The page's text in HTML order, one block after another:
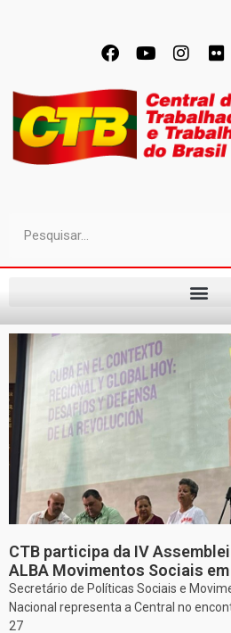
CTB participa da IV
ALBA Movimentos Sociais em
Secretário de Políticas Sociais e
Nacional representa a Central no
27